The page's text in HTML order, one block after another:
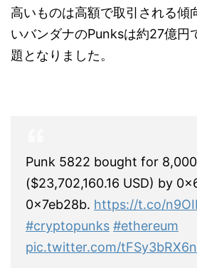
高いものは高額で取引される傾
いバンダナのPunksは約27億円
題となりました。
Punk 5822 bought for
($23,702,160.16 USD) by
0x7eb28b. https://t.co/
#cryptopunks #ethereum
pic.twitter.com/tFSy3bRX6n